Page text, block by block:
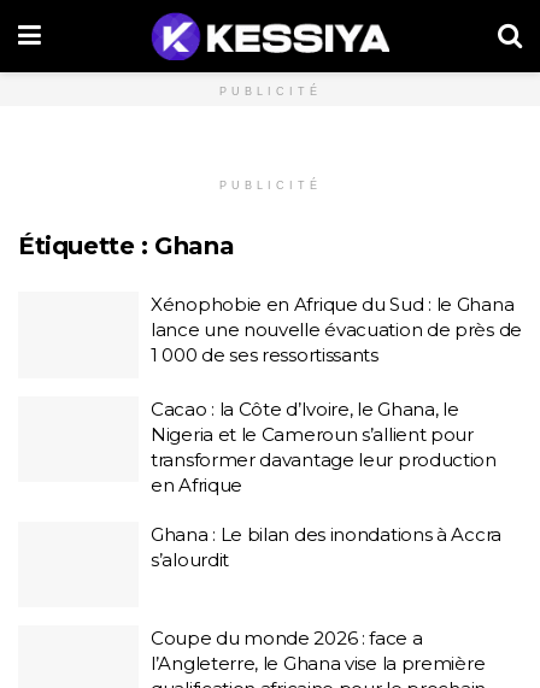
PUBLICITÉ
PUBLICITÉ
Étiquette : Ghana
Xénophobie en Afrique du Sud : le Ghana
lance une nouvelle évacuation de près de
1 000 de ses ressortissants
Cacao : la Côte d’Ivoire, le Ghana, le
Nigeria et le Cameroun s’allient pour
transformer davantage leur production
en Afrique
Ghana : Le bilan des inondations à Accra
s’alourdit
Coupe du monde 2026 : face a
l’Angleterre, le Ghana vise la première